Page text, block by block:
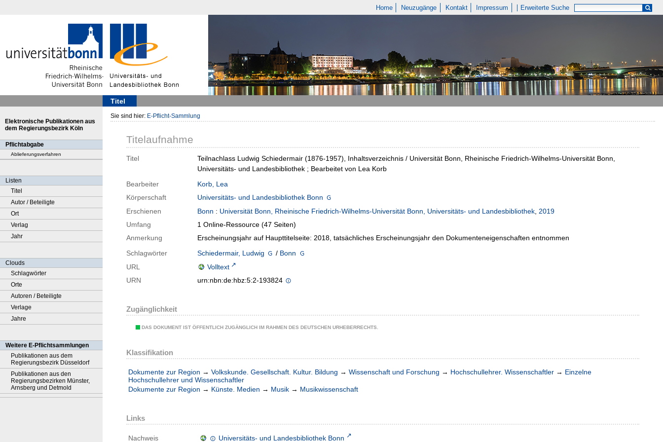
Home Neuzugänge Kontakt Impressum Erweiterte Suche
Titel
Elektronische Publikationen aus
dem Regierungsbezirk Köln
Pflichtabgabe
Ablieferungsverfahren
Listen
Titel
Autor / Beteiligte
Ort
Verlag
Jahr
Clouds
Schlagwörter
Orte
Autoren / Beteiligte
Verlage
Jahre
Weitere E-Pflichtsammlungen
Publikationen aus dem
Regierungsbezirk Düsseldorf
Publikationen aus den
Regierungsbezirken Münster,
Arnsberg und Detmold
Sie sind hier: E-Pflicht-Sammlung
Titelaufnahme
Titel
Teilnachlass Ludwig Schiedermair (1876-1957), Inhaltsverzeichnis / Universität Bonn, Rheinische Friedrich-Wilhelms-Universität Bonn,
Universitäts- und Landesbibliothek ; Bearbeitet von Lea Korb
Bearbeiter
Korb, Lea
Körperschaft
Universitäts- und Landesbibliothek Bonn
Erschienen
Bonn : Universität Bonn, Rheinische Friedrich-Wilhelms-Universität Bonn, Universitäts- und Landesbibliothek, 2019
Umfang
1 Online-Ressource (47 Seiten)
Anmerkung
Erscheinungsjahr auf Haupttitelseite: 2018, tatsächliches Erscheinungsjahr den Dokumenteneigenschaften entnommen
Schlagwörter
Schiedermair, Ludwig / Bonn
URL
Volltext
URN
urn:nbn:de:hbz:5:2-193824
Zugänglichkeit
DAS DOKUMENT IST ÖFFENTLICH ZUGÄNGLICH IM RAHMEN DES DEUTSCHEN URHEBERRECHTS.
Klassifikation
Dokumente zur Region → Volkskunde. Gesellschaft. Kultur. Bildung → Wissenschaft und Forschung → Hochschullehrer. Wissenschaftler → Einzelne
Hochschullehrer und Wissenschaftler
Dokumente zur Region → Künste. Medien → Musik → Musikwissenschaft
Links
Nachweis Universitäts- und Landesbibliothek Bonn